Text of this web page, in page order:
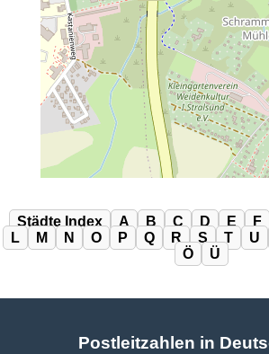
Städte Index A B C D E F
L
M N O P Q R S T U
Ö
Ü
Postleitzahlen in